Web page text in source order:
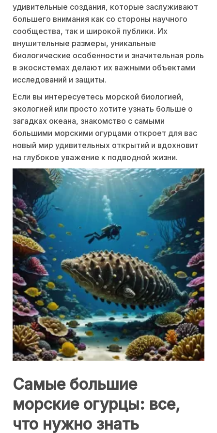
удивительные создания, которые заслуживают
большего внимания как со стороны научного
сообщества, так и широкой публики. Их
внушительные размеры, уникальные
биологические особенности и значительная роль
в экосистемах делают их важными объектами
исследований и защиты.
Если вы интересуетесь морской биологией,
экологией или просто хотите узнать больше о
загадках океана, знакомство с самыми
большими морскими огурцами откроет для вас
новый мир удивительных открытий и вдохновит
на глубокое уважение к подводной жизни.
Самые большие
морские огурцы: все,
что нужно знать